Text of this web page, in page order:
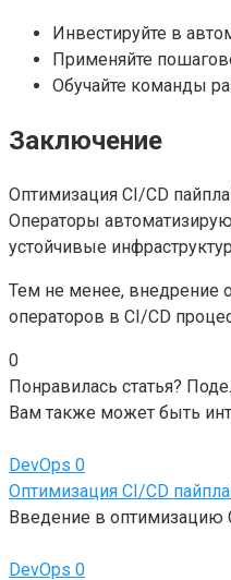
Инвестируйте в
Применяйте
Обучайте команды
Заключение
Оптимизация CI/CD
Операторы
устойчивые
Тем не менее, внедрение
операторов в CI/CD
0
Понравилась статья?
Вам также может быть
DevOps 0
Оптимизация CI/CD
Введение в оптимизацию
DevOps 0